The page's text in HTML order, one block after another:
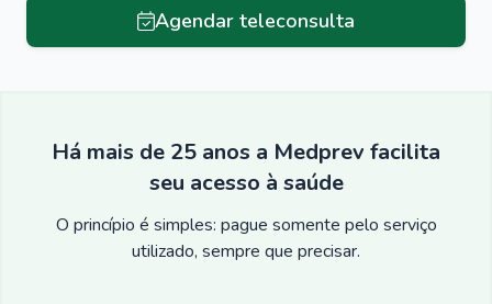
Agendar teleconsulta
Há mais de 25 anos a Medprev facilita
seu acesso à saúde
O princípio é simples: pague somente pelo serviço
utilizado, sempre que precisar.